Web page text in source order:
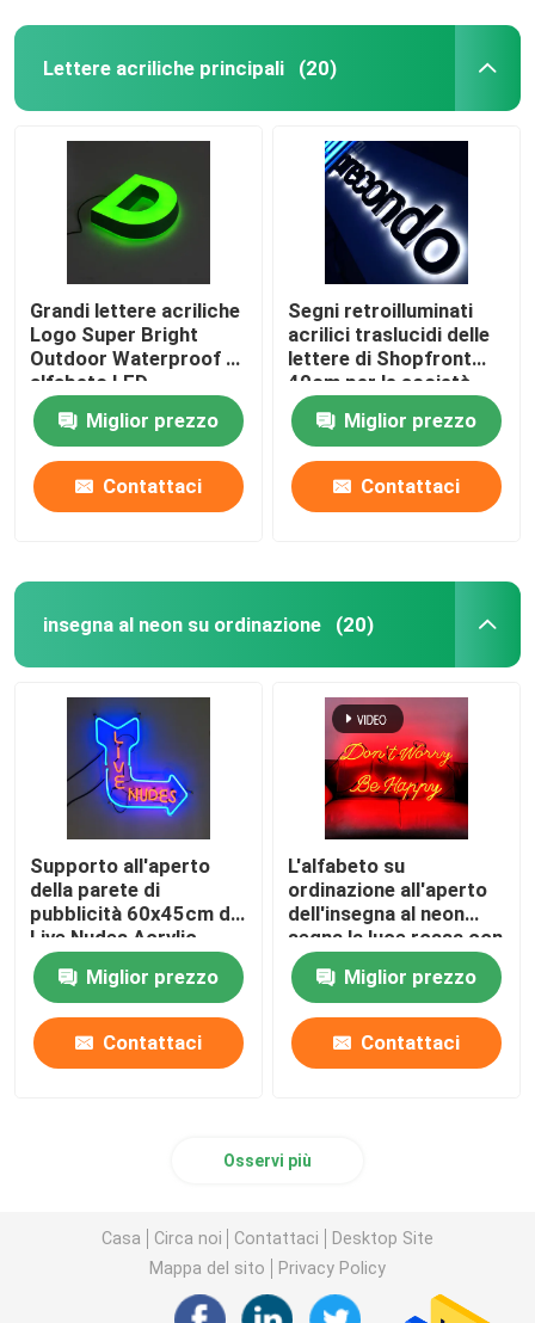
Lettere acriliche principali (20)
Grandi lettere acriliche
Logo Super Bright
Outdoor Waterproof di
alfabeto LED
Miglior prezzo
Contattaci
Segni retroilluminati
acrilici traslucidi delle
lettere di Shopfront
40cm per le società
Miglior prezzo
Contattaci
insegna al neon su ordinazione (20)
Supporto all'aperto
della parete di
pubblicità 60x45cm di
Live Nudes Acrylic
Neon Sign
Miglior prezzo
Contattaci
L'alfabeto su
ordinazione all'aperto
dell'insegna al neon
segna la luce rossa con
lettere 12VDC
Miglior prezzo
Contattaci
Osservi più
Casa Circa noi Contattaci
Desktop Site
Mappa del sito
Privacy Policy